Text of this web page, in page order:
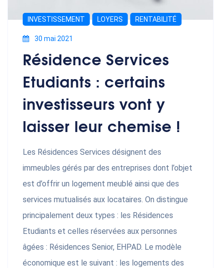
INVESTISSEMENT LOYERS RENTABILITÉ
30 mai 2021
Résidence Services
Etudiants : certains
investisseurs vont y
laisser leur chemise !
Les Résidences Services désignent des
immeubles gérés par des entreprises dont l’objet
est d’offrir un logement meublé ainsi que des
services mutualisés aux locataires. On distingue
principalement deux types : les Résidences
Etudiants et celles réservées aux personnes
âgées : Résidences Senior, EHPAD. Le modèle
économique est le suivant : les logements des